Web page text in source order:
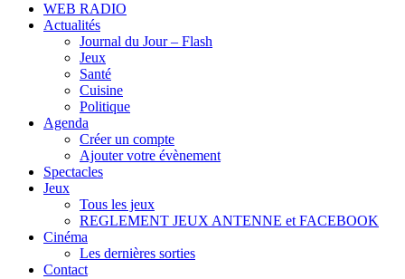
WEB RADIO
Actualités
Journal du Jour – Flash
Jeux
Santé
Cuisine
Politique
Agenda
Créer un compte
Ajouter votre évènement
Spectacles
Jeux
Tous les jeux
REGLEMENT JEUX ANTENNE et FACEBOOK
Cinéma
Les dernières sorties
Contact